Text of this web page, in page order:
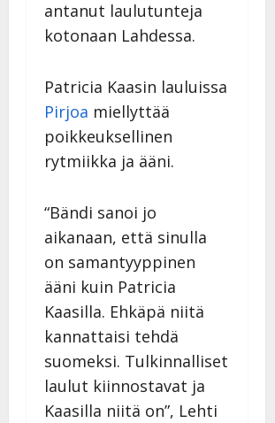
antanut laulutunteja
kotonaan Lahdessa.
Patricia Kaasin lauluissa
Pirjoa miellyttää
poikkeuksellinen
rytmiikka ja ääni.
“Bändi sanoi jo
aikanaan, että sinulla
on samantyyppinen
ääni kuin Patricia
Kaasilla. Ehkäpä niitä
kannattaisi tehdä
suomeksi. Tulkinnalliset
laulut kiinnostavat ja
Kaasilla niitä on”, Lehti